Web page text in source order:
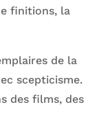
finitions, la
de la
scepticisme.
des films, des